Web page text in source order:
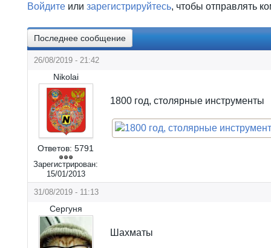
Войдите или зарегистрируйтесь, чтобы отправлять
Последнее сообщение
26/08/2019 - 21:42
Nikolai
Ответов: 5791
Зарегистрирован:
15/01/2013
1800 год, столярные инструменты
31/08/2019 - 11:13
Сергуня
Шахматы